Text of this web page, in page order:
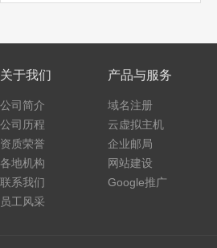
关于我们
公司简介
公司历程
资质荣誉
各地机构
联系我们
员工风采
产品与服务
域名注册
云虚拟主机
企业邮局
网站建设
Google推广